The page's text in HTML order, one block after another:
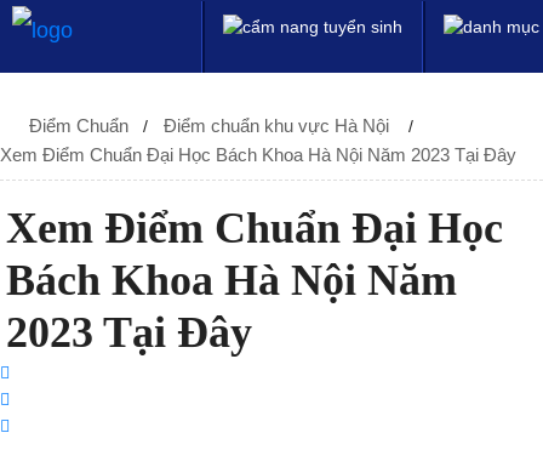
Điểm Chuẩn
Điểm chuẩn khu vực Hà Nội
Xem Điểm Chuẩn Đại Học Bách Khoa Hà Nội Năm 2023 Tại Đây
Xem Điểm Chuẩn Đại Học
Bách Khoa Hà Nội Năm
2023 Tại Đây